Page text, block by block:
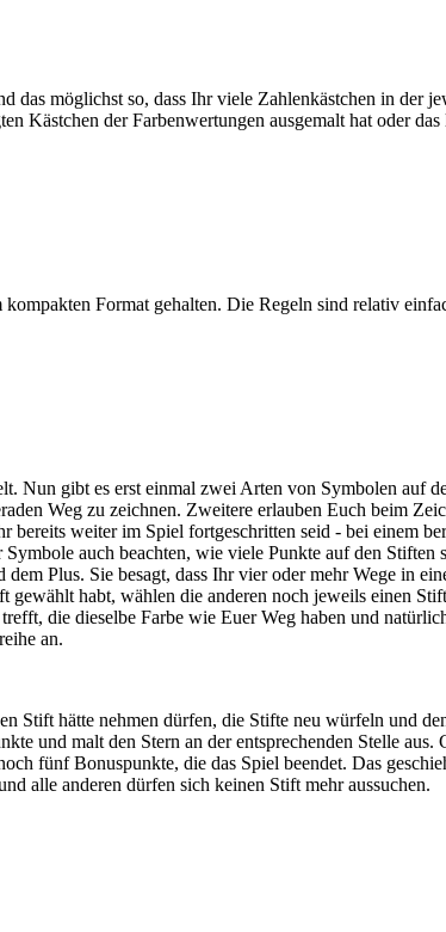
möglichst so, dass Ihr viele Zahlenkästchen in der
Kästchen der Farbenwertungen ausgemalt hat oder
Format gehalten. Die Regeln sind relativ
Nun gibt es erst einmal zwei Arten von Symbolen auf
Weg zu zeichnen. Zweitere erlauben Euch beim
weiter im Spiel fortgeschritten seid - bei einem
auch beachten, wie viele Punkte auf den Stiften
Plus. Sie besagt, dass Ihr vier oder mehr Wege in
habt, wählen die anderen noch jeweils einen
die dieselbe Farbe wie Euer Weg haben und
an.
Stift hätte nehmen dürfen, die Stifte neu würfeln und
und malt den Stern an der entsprechenden Stelle
fünf Bonuspunkte, die das Spiel beendet. Das
alle anderen dürfen sich keinen Stift mehr aussuchen.